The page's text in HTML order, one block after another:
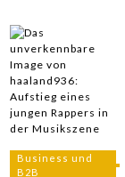
Business und
B2B